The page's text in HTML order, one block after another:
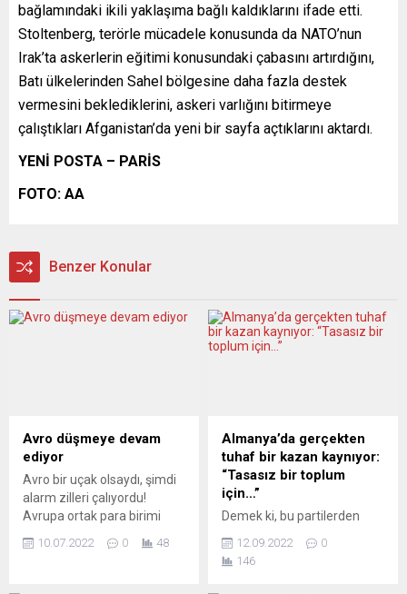
bağlamındaki ikili yaklaşıma bağlı kaldıklarını ifade etti.
Stoltenberg, terörle mücadele konusunda da NATO’nun
Irak’ta askerlerin eğitimi konusundaki çabasını artırdığını,
Batı ülkelerinden Sahel bölgesine daha fazla destek
vermesini beklediklerini, askeri varlığını bitirmeye
çalıştıkları Afganistan’da yeni bir sayfa açtıklarını aktardı.
YENİ POSTA – PARİS
FOTO: AA
Benzer Konular
Avro düşmeye devam
ediyor
Avro bir uçak olsaydı, şimdi
alarm zilleri çalıyordu!
Avrupa ortak para birimi
seviyesine indi. Eğer kan
10.07.2022 0 48
Almanya’da gerçekten
tuhaf bir kazan kaynıyor:
“Tasasız bir toplum
için…”
Demek ki, bu partilerden
beklemek abesle iştigaldir.
Gerek iktidardakiler, gerekse
12.09.2022
0
146